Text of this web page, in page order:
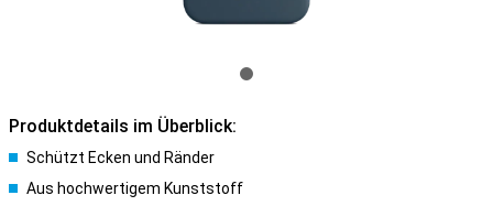
Produktdetails im Überblick:
Schützt Ecken und Ränder
Aus hochwertigem Kunststoff